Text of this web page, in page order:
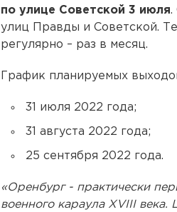
по улице Советской 3 июля.
улиц Правды и Советской.
регулярно – раз в месяц.
График планируемых
31 июля 2022 года;
31 августа 2022 года;
25 сентября 2022 года.
«Оренбург - практически
военного караула XVIII века.